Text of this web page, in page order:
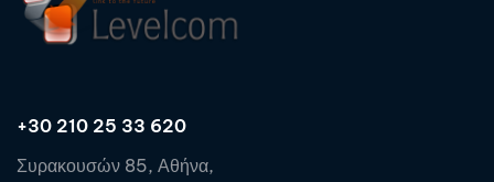
+30 210 25 33 620
Συρακουσών 85, Αθήνα,